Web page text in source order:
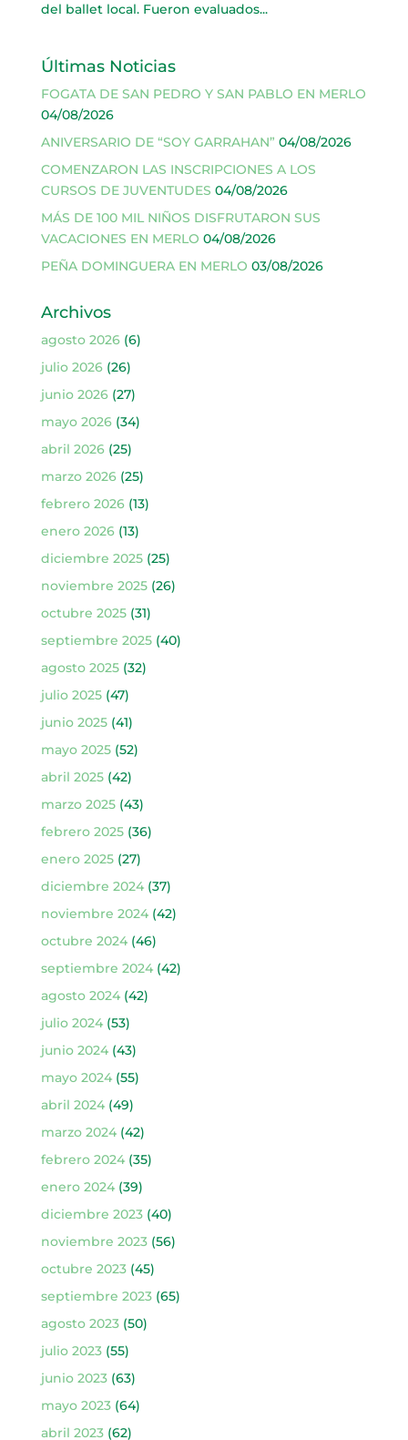
del ballet local. Fueron evaluados...
Últimas Noticias
FOGATA DE SAN PEDRO Y SAN PABLO EN MERLO
04/08/2026
ANIVERSARIO DE “SOY GARRAHAN” 04/08/2026
COMENZARON LAS INSCRIPCIONES A LOS
CURSOS DE JUVENTUDES 04/08/2026
MÁS DE 100 MIL NIÑOS DISFRUTARON SUS
VACACIONES EN MERLO 04/08/2026
PEÑA DOMINGUERA EN MERLO 03/08/2026
Archivos
agosto 2026(6)
julio 2026(26)
junio 2026(27)
mayo 2026(34)
abril 2026(25)
marzo 2026(25)
febrero 2026(13)
enero 2026(13)
diciembre 2025(25)
noviembre 2025(26)
octubre 2025(31)
septiembre 2025(40)
agosto 2025(32)
julio 2025(47)
junio 2025(41)
mayo 2025(52)
abril 2025(42)
marzo 2025(43)
febrero 2025(36)
enero 2025(27)
diciembre 2024(37)
noviembre 2024(42)
octubre 2024(46)
septiembre 2024(42)
agosto 2024(42)
julio 2024(53)
junio 2024(43)
mayo 2024(55)
abril 2024(49)
marzo 2024(42)
febrero 2024(35)
enero 2024(39)
diciembre 2023(40)
noviembre 2023(56)
octubre 2023(45)
septiembre 2023(65)
agosto 2023(50)
julio 2023(55)
junio 2023(63)
mayo 2023(64)
abril 2023(62)